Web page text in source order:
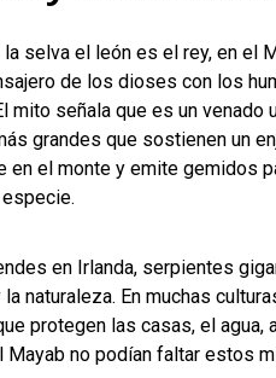
selva el león es el rey, en el
de los dioses con los
mito señala que es un
grandes que sostienen un
en el monte y emite gemidos
en Irlanda, serpientes
naturaleza. En muchas
protegen las casas, el agua,
Mayab no podían faltar estos